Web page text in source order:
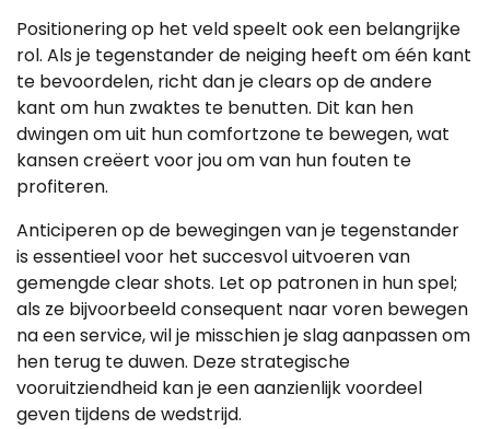
Positionering op het veld speelt ook een belangrijke
rol. Als je tegenstander de neiging heeft om één kant
te bevoordelen, richt dan je clears op de andere
kant om hun zwaktes te benutten. Dit kan hen
dwingen om uit hun comfortzone te bewegen, wat
kansen creëert voor jou om van hun fouten te
profiteren.
Anticiperen op de bewegingen van je tegenstander
is essentieel voor het succesvol uitvoeren van
gemengde clear shots. Let op patronen in hun spel;
als ze bijvoorbeeld consequent naar voren bewegen
na een service, wil je misschien je slag aanpassen om
hen terug te duwen. Deze strategische
vooruitziendheid kan je een aanzienlijk voordeel
geven tijdens de wedstrijd.